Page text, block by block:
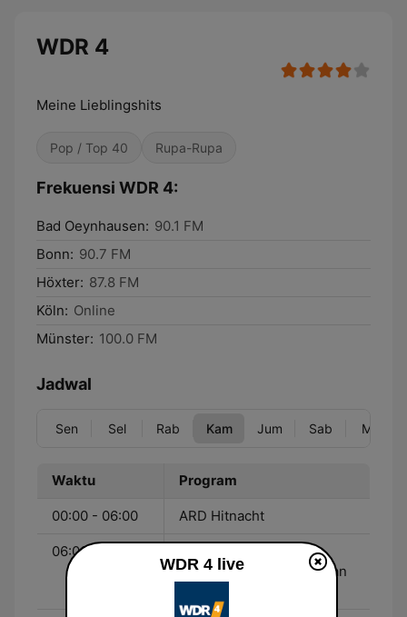
WDR 4
Meine Lieblingshits
Pop / Top 40 Rupa-Rupa
Frekuensi WDR 4:
Bad Oeynhausen: 90.1 FM
Bonn: 90.7 FM
Höxter: 87.8 FM
Köln: Online
Münster: 100.0 FM
Jadwal
Sen Sel Rab Kam Jum Sab Min
Waktu Program
00:00 - 06:00 ARD Hitnacht
06:00 - 10:00
WDR 4 Mein Morgen -
Heike Knispel und Bastian
WDR 4 live